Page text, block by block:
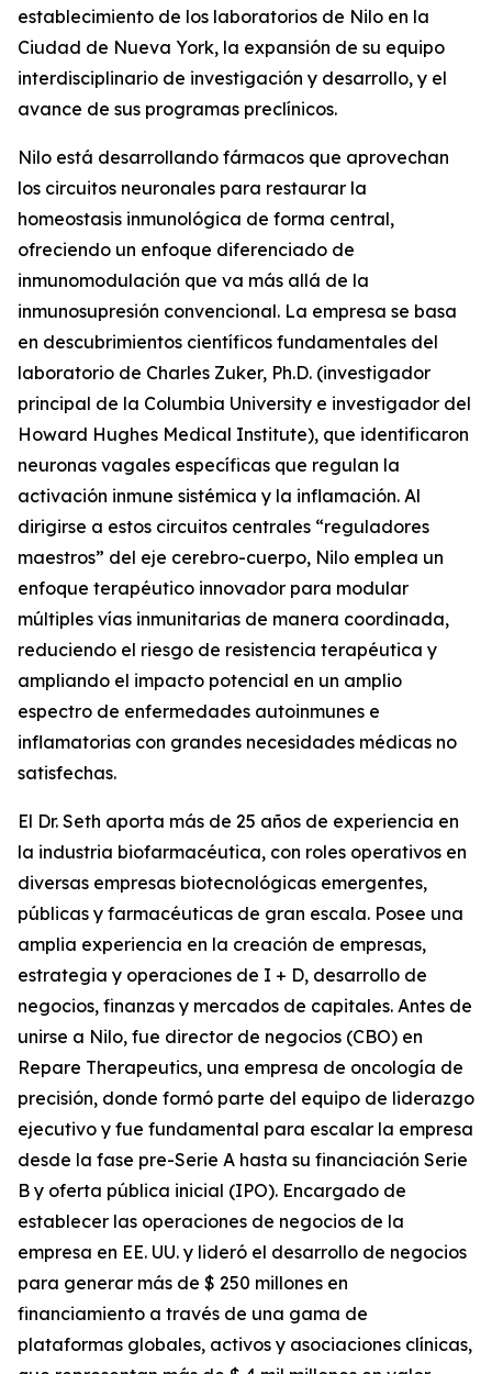
establecimiento de los laboratorios de Nilo en la
Ciudad de Nueva York, la expansión de su equipo
interdisciplinario de investigación y desarrollo, y el
avance de sus programas preclínicos.
Nilo está desarrollando fármacos que aprovechan
los circuitos neuronales para restaurar la
homeostasis inmunológica de forma central,
ofreciendo un enfoque diferenciado de
inmunomodulación que va más allá de la
inmunosupresión convencional. La empresa se basa
en descubrimientos científicos fundamentales del
laboratorio de Charles Zuker, Ph.D. (investigador
principal de la Columbia University e investigador del
Howard Hughes Medical Institute), que identificaron
neuronas vagales específicas que regulan la
activación inmune sistémica y la inflamación. Al
dirigirse a estos circuitos centrales “reguladores
maestros” del eje cerebro-cuerpo, Nilo emplea un
enfoque terapéutico innovador para modular
múltiples vías inmunitarias de manera coordinada,
reduciendo el riesgo de resistencia terapéutica y
ampliando el impacto potencial en un amplio
espectro de enfermedades autoinmunes e
inflamatorias con grandes necesidades médicas no
satisfechas.
El Dr. Seth aporta más de 25 años de experiencia en
la industria biofarmacéutica, con roles operativos en
diversas empresas biotecnológicas emergentes,
públicas y farmacéuticas de gran escala. Posee una
amplia experiencia en la creación de empresas,
estrategia y operaciones de I + D, desarrollo de
negocios, finanzas y mercados de capitales. Antes de
unirse a Nilo, fue director de negocios (CBO) en
Repare Therapeutics, una empresa de oncología de
precisión, donde formó parte del equipo de liderazgo
ejecutivo y fue fundamental para escalar la empresa
desde la fase pre-Serie A hasta su financiación Serie
B y oferta pública inicial (IPO). Encargado de
establecer las operaciones de negocios de la
empresa en EE. UU. y lideró el desarrollo de negocios
para generar más de $ 250 millones en
financiamiento a través de una gama de
plataformas globales, activos y asociaciones clínicas,